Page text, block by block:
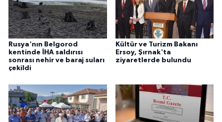
Rusya'nın Belgorod
kentinde İHA saldırısı
sonrası nehir ve baraj suları
çekildi
Kültür ve Turizm Bakanı
Ersoy, Şırnak'ta
ziyaretlerde bulundu